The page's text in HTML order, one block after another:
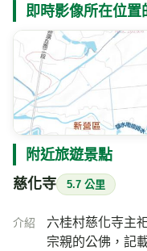
即時影像所在位置
附近旅遊景點
慈化寺 5.7 公里
介紹
六桂村慈化寺主
宗親的公佛，記